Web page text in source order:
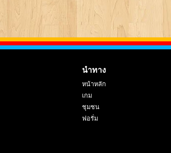
นำทาง
หน้าหลัก
เกม
ชุมชน
ฟอรั่ม